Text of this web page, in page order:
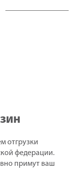
отгрузки
федерации.
примут ваш